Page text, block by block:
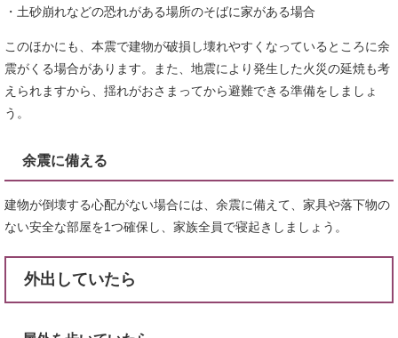
・土砂崩れなどの恐れがある場所のそばに家がある場合
このほかにも、本震で建物が破損し壊れやすくなっているところに余
震がくる場合があります。また、地震により発生した火災の延焼も考
えられますから、揺れがおさまってから避難できる準備をしましょ
う。
余震に備える
建物が倒壊する心配がない場合には、余震に備えて、家具や落下物の
ない安全な部屋を1つ確保し、家族全員で寝起きしましょう。
外出していたら